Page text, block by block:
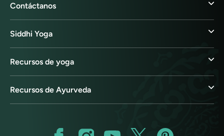
Contáctanos
Siddhi Yoga
Recursos de yoga
Recursos de Ayurveda